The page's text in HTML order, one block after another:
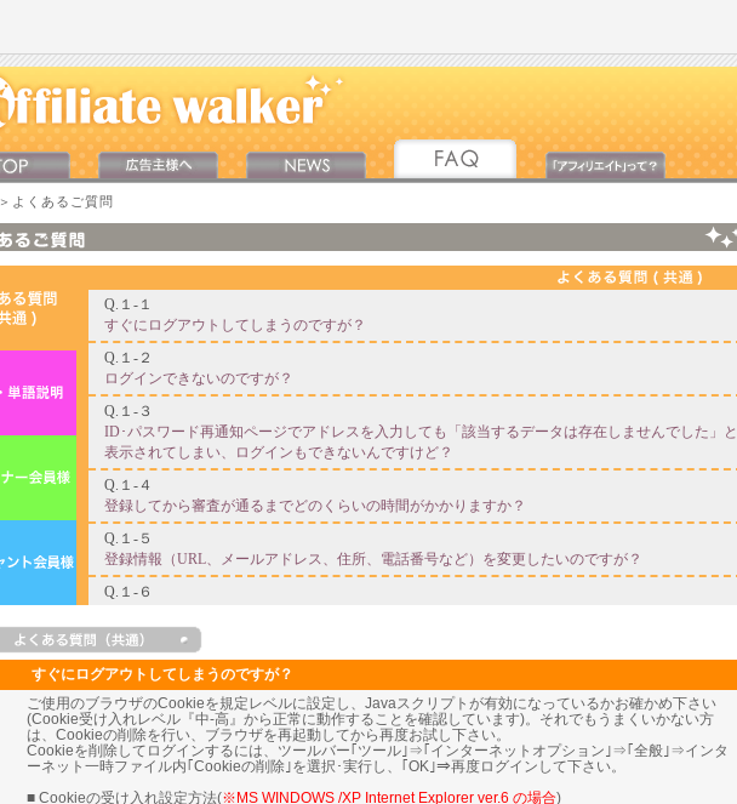
＞よくあるご質問
すぐにログアウトしてしまうのですが？
ご使用のブラウザのCookieを規定レベルに設定し、Javaスクリプトが有効になっているかお確かめ下さい
(Cookie受け入れレベル『中-高』から正常に動作することを確認しています)。それでもうまくいかない方
は、Cookieの削除を行い、ブラウザを再起動してから再度お試し下さい。
Cookieを削除してログインするには、ツールバー｢ツール｣⇒｢インターネットオプション｣⇒｢全般｣⇒インタ
ーネット一時ファイル内｢Cookieの削除｣を選択･実行し、｢OK｣⇒再度ログインして下さい。
■ Cookieの受け入れ設定方法(※MS WINDOWS /XP Internet Explorer ver.6 の場合)